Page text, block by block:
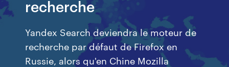
recherche
Yandex Search deviendra le moteur de
recherche par défaut de Firefox en
Russie, alors qu'en Chine Mozilla